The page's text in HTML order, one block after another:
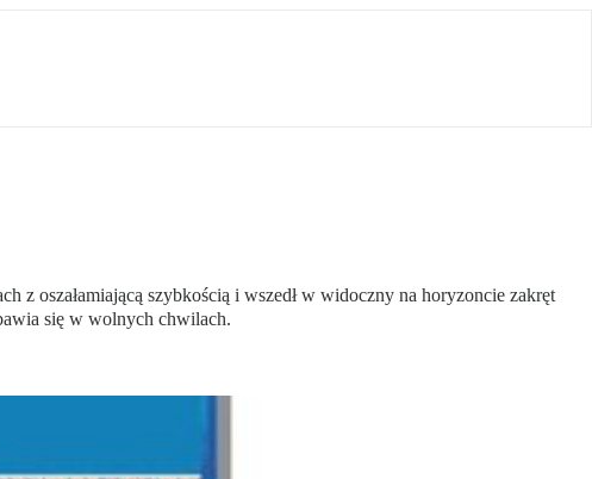
z oszałamiającą szybkością i wszedł w widoczny na horyzoncie zakręt
się w wolnych chwilach.